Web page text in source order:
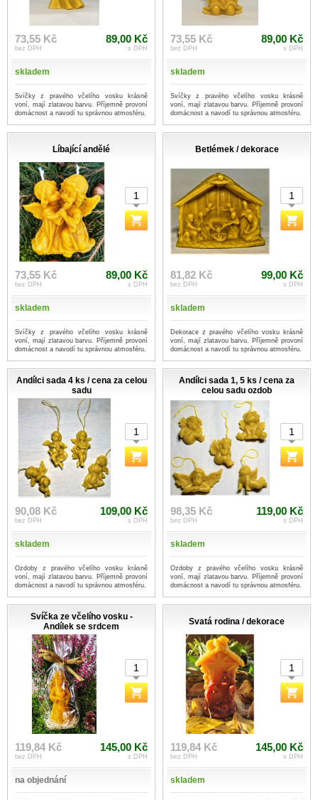
73,55 Kč
bez DPH
89,00 Kč
s DPH
skladem
Svíčky z pravého včelího vosku krásně
voní, mají zlatavou barvu. Příjemně provoní
domácnost a navodí tu správnou atmosféru.
73,55 Kč
bez DPH
89,00 Kč
s DPH
skladem
Svíčky z pravého včelího vosku krásně
voní, mají zlatavou barvu. Příjemně provoní
domácnost a navodí tu správnou atmosféru.
Líbající andělé
73,55 Kč
bez DPH
89,00 Kč
s DPH
skladem
Svíčky z pravého včelího vosku krásně
voní, mají zlatavou barvu. Příjemně provoní
domácnost a navodí tu správnou atmosféru.
Betlémek / dekorace
81,82 Kč
bez DPH
99,00 Kč
s DPH
skladem
Dekorace z pravého včelího vosku krásně
voní, mají zlatavou barvu. Příjemně provoní
domácnost a navodí tu správnou atmosféru.
Andílci sada 4 ks / cena za celou
sadu
90,08 Kč
bez DPH
109,00 Kč
s DPH
skladem
Ozdoby z pravého včelího vosku krásně
voní, mají zlatavou barvu. Příjemně provoní
domácnost a navodí tu správnou atmosféru.
Andílci sada 1, 5 ks / cena za
celou sadu ozdob
98,35 Kč
bez DPH
119,00 Kč
s DPH
skladem
Ozdoby z pravého včelího vosku krásně
voní, mají zlatavou barvu. Příjemně provoní
domácnost a navodí tu správnou atmosféru.
Svíčka ze včelího vosku -
Andílek se srdcem
119,84 Kč
bez DPH
145,00 Kč
s DPH
na objednání
Svatá rodina / dekorace
119,84 Kč
bez DPH
145,00 Kč
s DPH
skladem